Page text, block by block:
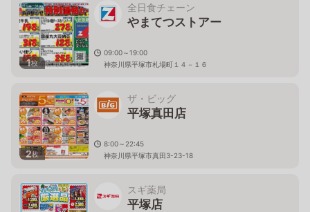
1枚
全日食チェーン
やまてつストアー
09:00～19:00
神奈川県平塚市札場町１４－１６
2枚
ザ・ビッグ
平塚真田店
8:00～22:45
神奈川県平塚市真田3-23-18
スギ薬局
平塚店